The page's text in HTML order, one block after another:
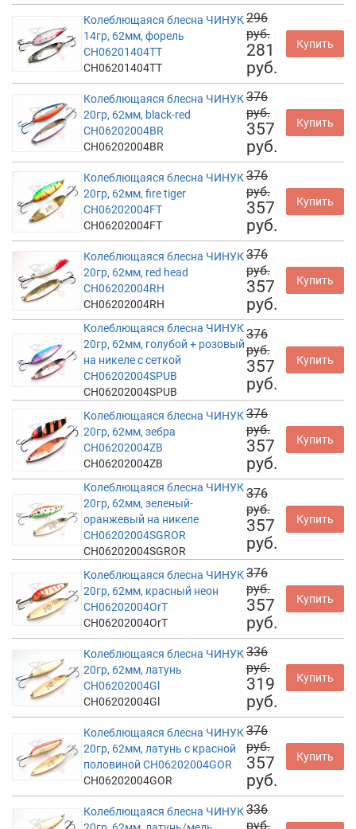
Колеблющаяся блесна ЧИНУК
14гр, 62мм, форель
CH06201404TT
CH06201404TT
296
руб.
281
руб.
Купить
Колеблющаяся блесна ЧИНУК
20гр, 62мм, black-red
CH06202004BR
CH06202004BR
376
руб.
357
руб.
Купить
Колеблющаяся блесна ЧИНУК
20гр, 62мм, fire tiger
CH06202004FT
CH06202004FT
376
руб.
357
руб.
Купить
Колеблющаяся блесна ЧИНУК
20гр, 62мм, red head
CH06202004RH
CH06202004RH
376
руб.
357
руб.
Купить
Колеблющаяся блесна ЧИНУК
20гр, 62мм, голубой + розовый
на никеле с сеткой
CH06202004SPUB
CH06202004SPUB
376
руб.
357
руб.
Купить
Колеблющаяся блесна ЧИНУК
20гр, 62мм, зебра
CH06202004ZB
CH06202004ZB
376
руб.
357
руб.
Купить
Колеблющаяся блесна ЧИНУК
20гр, 62мм, зеленый-
оранжевый на никеле
CH06202004SGROR
CH06202004SGROR
376
руб.
357
руб.
Купить
Колеблющаяся блесна ЧИНУК
20гр, 62мм, красный неон
CH06202004OrT
CH06202004OrT
376
руб.
357
руб.
Купить
Колеблющаяся блесна ЧИНУК
20гр, 62мм, латунь
CH06202004Gl
CH06202004Gl
336
руб.
319
руб.
Купить
Колеблющаяся блесна ЧИНУК
20гр, 62мм, латунь с красной
половиной CH06202004GOR
CH06202004GOR
376
руб.
357
руб.
Купить
Колеблющаяся блесна ЧИНУК336
руб.